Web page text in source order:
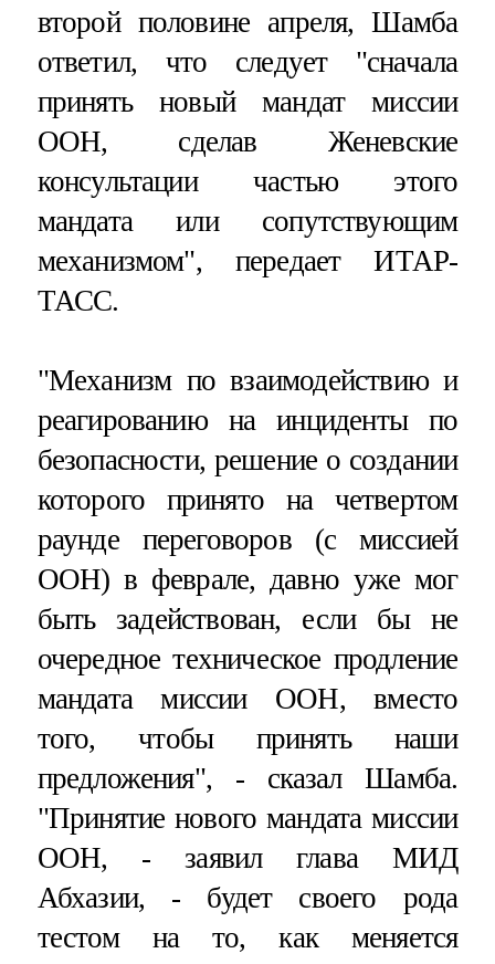
второй половине апреля, Шамба
ответил, что следует "сначала
принять новый мандат миссии
ООН, сделав Женевские
консультации частью этого
мандата или сопутствующим
механизмом", передает ИТАР-
ТАСС.
"Механизм по взаимодействию и
реагированию на инциденты по
безопасности, решение о создании
которого принято на четвертом
раунде переговоров (с миссией
ООН) в феврале, давно уже мог
быть задействован, если бы не
очередное техническое продление
мандата миссии ООН, вместо
того, чтобы принять наши
предложения", - сказал Шамба.
"Принятие нового мандата миссии
ООН, - заявил глава МИД
Абхазии, - будет своего рода
тестом на то, как меняется